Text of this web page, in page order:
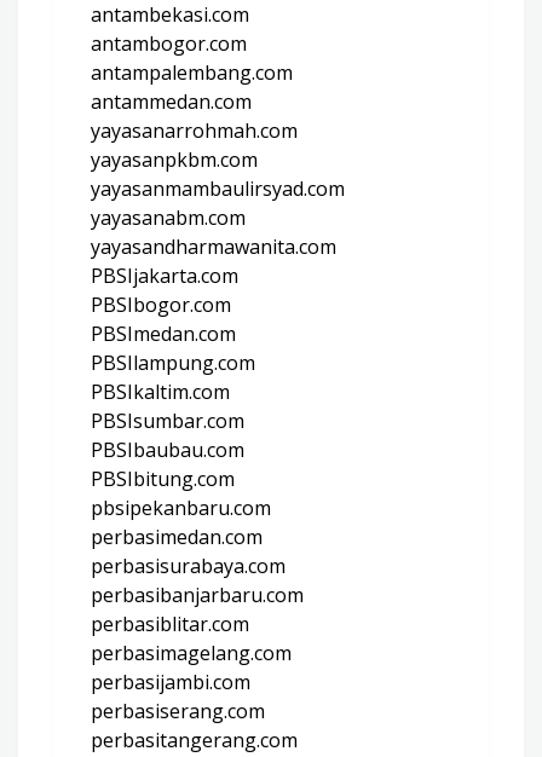
antambekasi.com
antambogor.com
antampalembang.com
antammedan.com
yayasanarrohmah.com
yayasanpkbm.com
yayasanmambaulirsyad.com
yayasanabm.com
yayasandharmawanita.com
PBSIjakarta.com
PBSIbogor.com
PBSImedan.com
PBSIlampung.com
PBSIkaltim.com
PBSIsumbar.com
PBSIbaubau.com
PBSIbitung.com
pbsipekanbaru.com
perbasimedan.com
perbasisurabaya.com
perbasibanjarbaru.com
perbasiblitar.com
perbasimagelang.com
perbasijambi.com
perbasiserang.com
perbasitangerang.com